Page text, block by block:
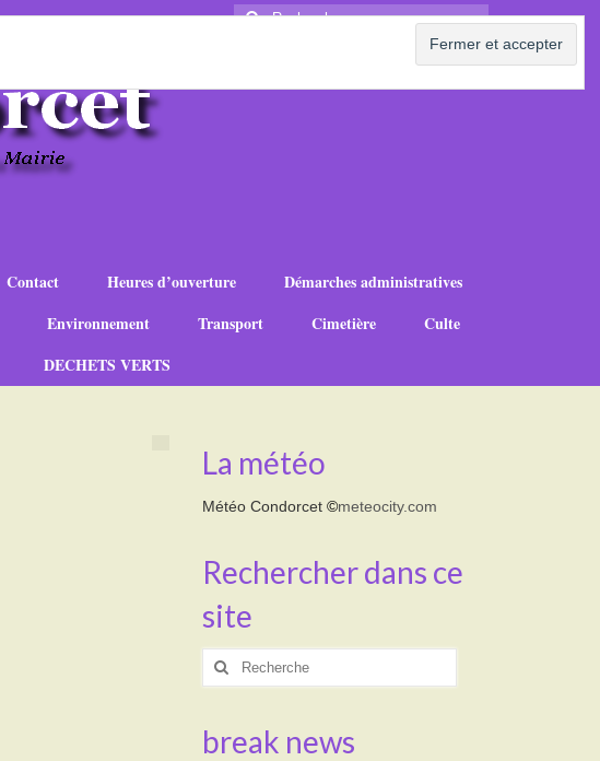
Rechercher
Contact Heures d’ouverture
Démarches administratives
Environnement Transport Cimetière
Culte
DECHETS VERTS
La météo
Météo Condorcet©meteocity.com
Rechercher dans ce
site
Rechercher
break news